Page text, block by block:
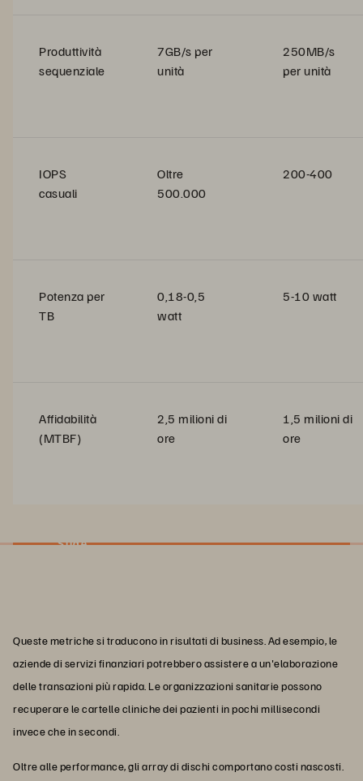
Produttività
sequenziale
7GB/s per
unità
250MB/s
per unità
IOPS
casuali
Oltre
500.000
200-400
Potenza per
TB
0,18-0,5
watt
5-10 watt
Affidabilità
(MTBF)
2,5 milioni di
ore
1,5 milioni di
ore
Slide
Queste metriche si traducono in risultati di business. Ad esempio, le
aziende di servizi finanziari potrebbero assistere a un'elaborazione
delle transazioni più rapida. Le organizzazioni sanitarie possono
recuperare le cartelle cliniche dei pazienti in pochi millisecondi
invece che in secondi.
Oltre alle performance, gli array di dischi comportano costi nascosti.